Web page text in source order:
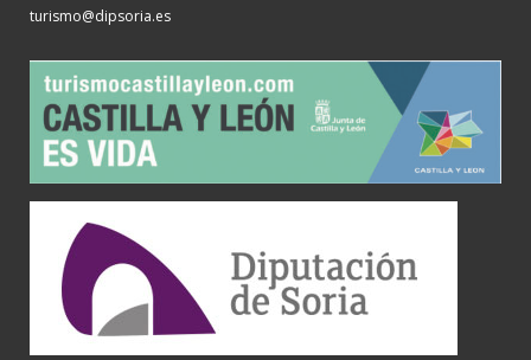
turismo@dipsoria.es